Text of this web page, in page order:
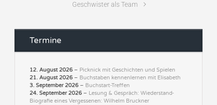
Geschwister als Team
Termine
12. August 2026 – Picknick mit Geschichten und Spielen
21. August 2026 – Buchstaben kennenlernen mit Elisabeth
3. September 2026 – Buchstart-Treffen
24. September 2026 – Lesung & Gespräch: Wiederstand-
Biografie eines Vergessenen: Wilhelm Bruckner